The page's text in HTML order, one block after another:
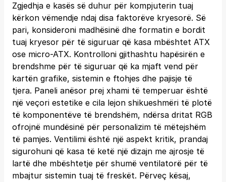
Zgjedhja e kasës së duhur për kompjuterin tuaj
kërkon vëmendje ndaj disa faktorëve kryesorë. Së
pari, konsideroni madhësinë dhe formatin e bordit
tuaj kryesor për të siguruar që kasa mbështet ATX
ose micro-ATX. Kontrolloni gjithashtu hapësirën e
brendshme për të siguruar që ka mjaft vend për
kartën grafike, sistemin e ftohjes dhe pajisje të
tjera. Paneli anësor prej xhami të temperuar është
një veçori estetike e cila lejon shikueshmëri të plotë
të komponentëve të brendshëm, ndërsa dritat RGB
ofrojnë mundësinë për personalizim të mëtejshëm
të pamjes. Ventilimi është një aspekt kritik, prandaj
sigurohuni që kasa të ketë një dizajn me ajrosje të
lartë dhe mbështetje për shumë ventilatorë për të
mbajtur sistemin tuaj të freskët. Përveç kësaj,